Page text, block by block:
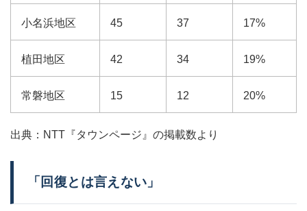
小名浜地区 45 37 17%
植田地区 42 34 19%
常磐地区 15 12 20%
出典：NTT『タウンページ』の掲載数より
「回復とは言えない」